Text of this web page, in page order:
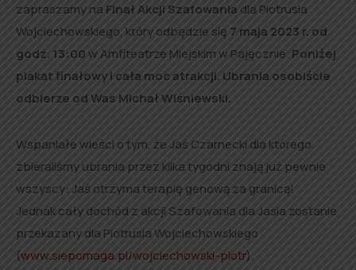
zapraszamy na Finał Akcji Szafowania dla Piotrusia
Wojciechowskiego, który odbędzie się 7 maja 2023 r. od
godz. 13:00w Amfiteatrze Miejskim w Pajęcznie. Poniżej
plakat finałowy i cała moc atrakcji. Ubrania osobiście
odbierze od Was Michał Wiśniewski.
Wspaniałe wieści o tym, że Jaś Czarnecki dla którego
zbieraliśmy ubrania przez kilka tygodni znają już pewnie
wszyscy: Jaś otrzyma terapię genową za granicą!
Jednak cały dochód z akcji Szafowania dla Jasia zostanie
przekazany dla Piotrusia Wojciechowskiego
(www.siepomaga.pl/wojciechowski-piotr).